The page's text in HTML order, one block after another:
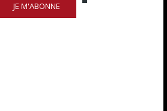
JE M'ABONNE